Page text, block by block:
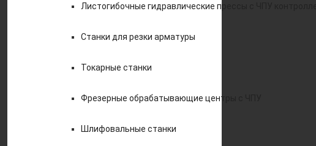
Листогибочные гидравлические прессы с ЧПУ
Станки для резки арматуры
Токарные станки
Фрезерные обрабатывающие центры с ЧПУ
Шлифовальные станки